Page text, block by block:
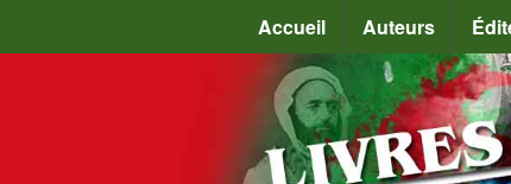
Accueil Auteurs